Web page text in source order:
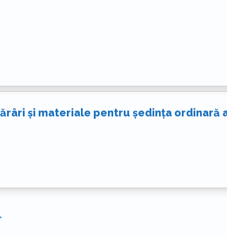
și materiale pentru ședința ordinară a